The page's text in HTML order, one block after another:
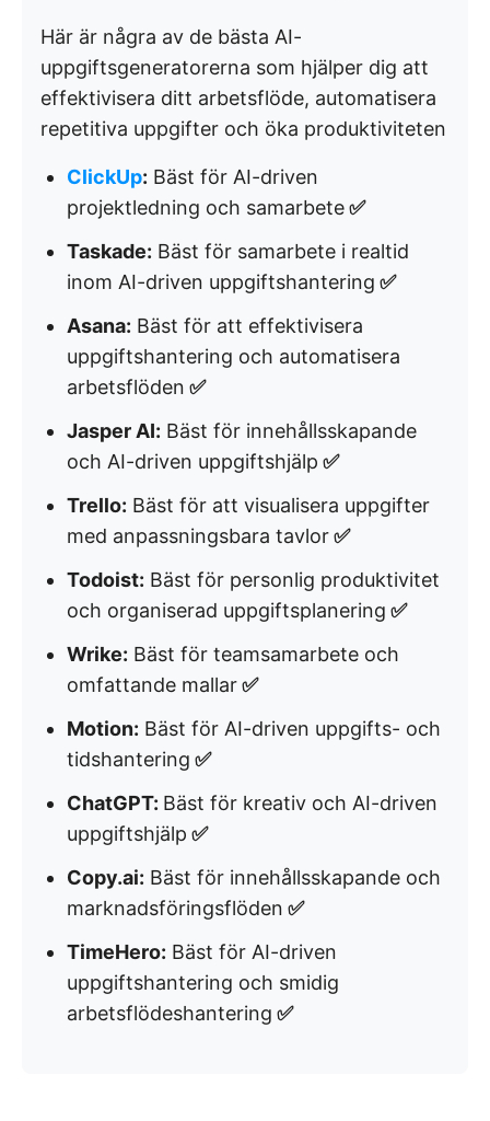
Här är några av de bästa AI-
uppgiftsgeneratorerna som hjälper dig att
effektivisera ditt arbetsflöde, automatisera
repetitiva uppgifter och öka produktiviteten
ClickUp: Bäst för AI-driven
projektledning och samarbete✅
Taskade: Bäst för samarbete i realtid
inom AI-driven uppgiftshantering ✅
Asana: Bäst för att effektivisera
uppgiftshantering och automatisera
arbetsflöden ✅
Jasper AI: Bäst för innehållsskapande
och AI-driven uppgiftshjälp ✅
Trello: Bäst för att visualisera uppgifter
med anpassningsbara tavlor✅
Todoist: Bäst för personlig produktivitet
och organiserad uppgiftsplanering ✅
Wrike: Bäst för teamsamarbete och
omfattande mallar✅
Motion: Bäst för AI-driven uppgifts- och
tidshantering ✅
ChatGPT: Bäst för kreativ och AI-driven
uppgiftshjälp ✅
Copy.ai: Bäst för innehållsskapande och
marknadsföringsflöden ✅
TimeHero: Bäst för AI-driven
uppgiftshantering och smidig
arbetsflödeshantering ✅